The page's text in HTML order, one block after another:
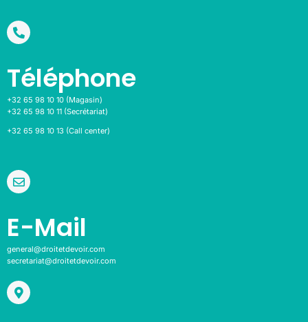
Téléphone
+32 65 98 10 10 (Magasin)
+32 65 98 10 11 (Secrétariat)
+32 65 98 10 13 (Call center)
E-Mail
general@droitetdevoir.com
secretariat@droitetdevoir.com